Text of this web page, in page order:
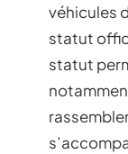
véhicules
statut
statut